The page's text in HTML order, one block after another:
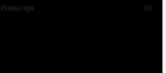
Инвентарь
60